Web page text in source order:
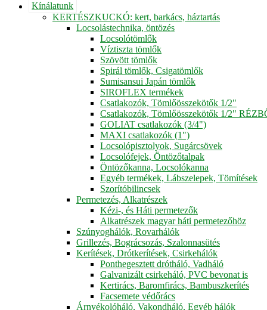
Kínálatunk
KERTÉSZKUCKÓ: kert, barkács, háztartás
Locsolástechnika, öntözés
Locsolótömlők
Víztiszta tömlők
Szövött tömlők
Spirál tömlők, Csigatömlők
Sumisansui Japán tömlők
SIROFLEX termékek
Csatlakozók, Tömlőösszekötők 1/2"
Csatlakozók, Tömlőösszekötők 1/2"
GOLIAT csatlakozók (3/4")
MAXI csatlakozók (1")
Locsolópisztolyok, Sugárcsövek
Locsolófejek, Öntözőtalpak
Öntözőkanna, Locsolókanna
Egyéb termékek, Lábszelepek, Tömítések
Szorítóbilincsek
Permetezés, Alkatrészek
Kézi-, és Háti permetezők
Alkatrészek magyar háti permetezőhöz
Szúnyoghálók, Rovarhálók
Grillezés, Bográcsozás, Szalonnasütés
Kerítések, Drótkerítések, Csirkehálók
Ponthegesztett drótháló, Vadháló
Galvanizált csirkeháló, PVC bevonat is
Kertirács, Baromfirács, Bambuszkerítés
Facsemete védőrács
Árnyékolóháló, Vakondháló, Egyéb hálók